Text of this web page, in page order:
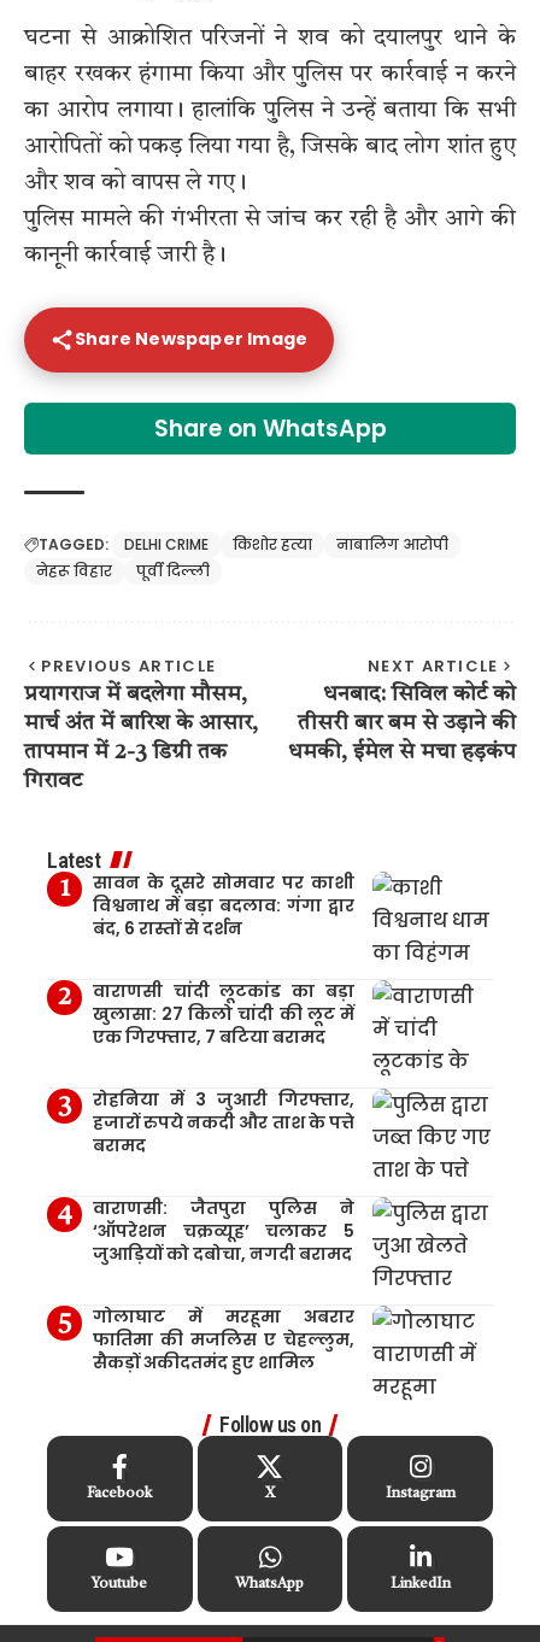
घटना से आक्रोशित परिजनों ने शव को दयालपुर थाने के
बाहर रखकर हंगामा किया और पुलिस पर कार्रवाई न करने
का आरोप लगाया। हालांकि पुलिस ने उन्हें बताया कि सभी
आरोपितों को पकड़ लिया गया है, जिसके बाद लोग शांत हुए
और शव को वापस ले गए।
पुलिस मामले की गंभीरता से जांच कर रही है और आगे की
कानूनी कार्रवाई जारी है।
Share Newspaper Image
Share on WhatsApp
TAGGED: DELHI CRIME किशोर हत्या
नाबालिग आरोपी
नेहरू विहार
पूर्वी दिल्ली
PREVIOUS ARTICLE
प्रयागराज में बदलेगा मौसम,
मार्च अंत में बारिश के आसार,
तापमान में 2-3 डिग्री तक
गिरावट
NEXT ARTICLE
धनबाद: सिविल कोर्ट को
तीसरी बार बम से उड़ाने की
धमकी, ईमेल से मचा हड़कंप
Latest
सावन के दूसरे सोमवार पर काशी
विश्वनाथ में बड़ा बदलाव: गंगा द्वार
बंद, 6 रास्तों से दर्शन
वाराणसी चांदी लूटकांड का बड़ा
खुलासा: 27 किलो चांदी की लूट में
एक गिरफ्तार, 7 बटिया बरामद
रोहनिया में 3 जुआरी गिरफ्तार,
हजारों रुपये नकदी और ताश के पत्ते
बरामद
वाराणसी: जैतपुरा पुलिस ने
‘ऑपरेशन चक्रव्यूह’ चलाकर 5
जुआड़ियों को दबोचा, नगदी बरामद
गोलाघाट में मरहूमा अबरार
फातिमा की मजलिस ए चेहल्लुम,
सैकड़ों अकीदतमंद हुए शामिल
Follow us on
Facebook X Instagram
Youtube WhatsApp LinkedIn